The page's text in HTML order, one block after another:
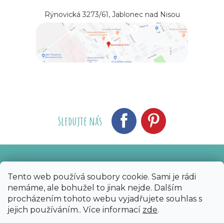
Tento web používá soubory cookie. Sami je rádi
nemáme, ale bohužel to jinak nejde. Dalším
procházením tohoto webu vyjadřujete souhlas s
jejich používáním.. Více informací zde.
Rýnovická 3273/61, Jablonec nad Nisou
Sledujte nás
Copyright 2026 Bijoux Components - Svět
korálků. Všechna práva vyhrazena.